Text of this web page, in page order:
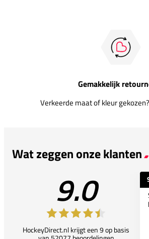
Gemakkelijk
Verkeerde maat of kleur
Wat zeggen onze klanten
9.0
HockeyDirect.nl krijgt een 9 op basis